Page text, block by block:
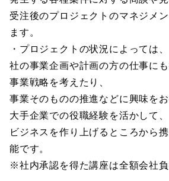
受注後のプロジェクトのマネジメ
ます。
・プロジェクトの状況によっては、
社の事業企画や計画の方の仕事にも
事業戦略を考えたり、
事業そのものの推進などに興味をお
大手企業での役職経験を活かして、
ビジネスを作り上げるところから
能です。
※社内承認を得た講座は全額会社負